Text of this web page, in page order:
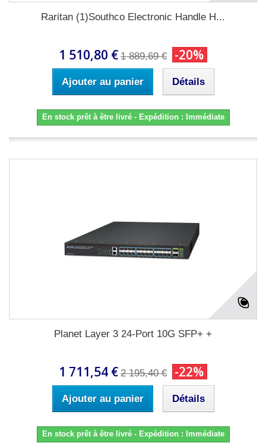
Raritan (1)Southco Electronic Handle H...
1 510,80 € 1 889,69 € -20%
Ajouter au panier Détails
En stock prêt à être livré - Expédition : Immédiate
Planet Layer 3 24-Port 10G SFP+ +
1 711,54 € 2 195,40 € -22%
Ajouter au panier Détails
En stock prêt à être livré - Expédition : Immédiate